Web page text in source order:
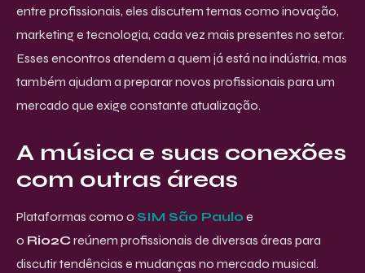
entre profissionais, eles discutem temas como inovação,
marketing e tecnologia, cada vez mais presentes no setor.
Esses encontros atendem a quem já está na indústria, mas
também ajudam a preparar novos profissionais para um
mercado que exige constante atualização.
A música e suas conexões
com outras áreas
Plataformas como o SIM São Paulo e
o Rio2Creúnem profissionais de diversas áreas para
discutir tendências e mudanças no mercado musical.